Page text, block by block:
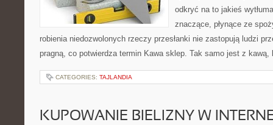
odkryć na to jakieś
znaczące, płynące ze
robienia niedozwolonych rzeczy przesłanki nie zastopują ludzi
pragną, co potwierdza termin Kawa sklep. Tak samo jest z
CATEGORIES: TAJLANDIA
KUPOWANIE BIELIZNY W